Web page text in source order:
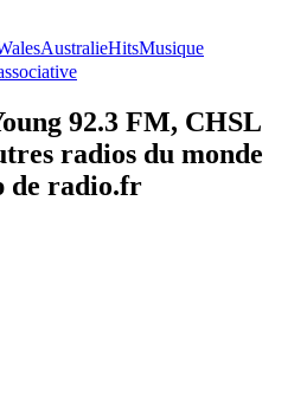
AustralieHitsMusique
92.3 FM, CHSL
radios du monde
de radio.fr